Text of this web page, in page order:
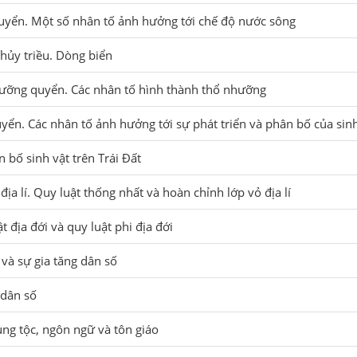
Một số nhân tố ảnh hưởng tới chế độ nước sông
triều. Dòng biển
quyển. Các nhân tố hình thành thổ nhưỡng
Các nhân tố ảnh hưởng tới sự phát triển và phân bố của
bố sinh vật trên Trái Đất
lí. Quy luật thống nhất và hoàn chỉnh lớp vỏ địa lí
địa đới và quy luật phi địa đới
sự gia tăng dân số
số
tộc, ngôn ngữ và tôn giáo